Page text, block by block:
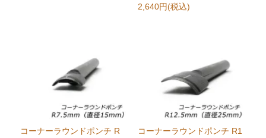
2,640円(税込)
コーナーラウンドポンチ R
コーナーラウンドポンチ R1